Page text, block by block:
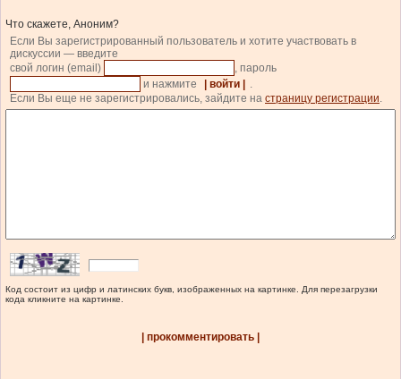
Что скажете, Аноним?
Если Вы зарегистрированный пользователь и хотите участвовать в
дискуссии — введите
свой логин (email)
, пароль
и нажмите
| войти |
.
Если Вы еще не зарегистрировались, зайдите на страницу регистрации.
Код состоит из цифр и латинских букв, изображенных на картинке. Для перезагрузки
кода кликните на картинке.
| прокомментировать |